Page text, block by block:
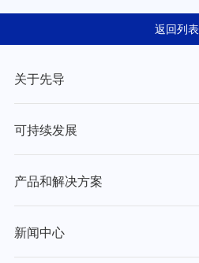
返回列表
关于先导
可持续发展
产品和解决方案
新闻中心